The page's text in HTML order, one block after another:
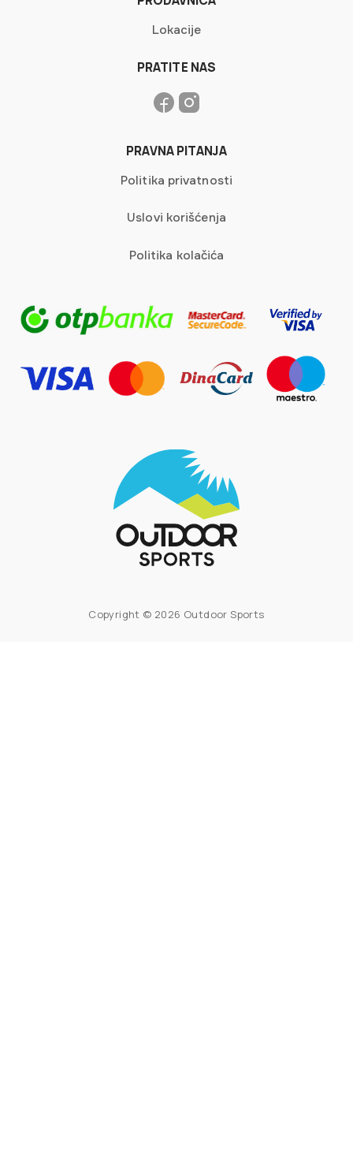
Lokacije
PRATITE NAS
PRAVNA PITANJA
Politika privatnosti
Uslovi korišćenja
Politika kolačića
Copyright © 2026 Outdoor Sports